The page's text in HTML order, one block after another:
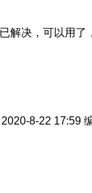
解决，可以用了
8-22 17:59